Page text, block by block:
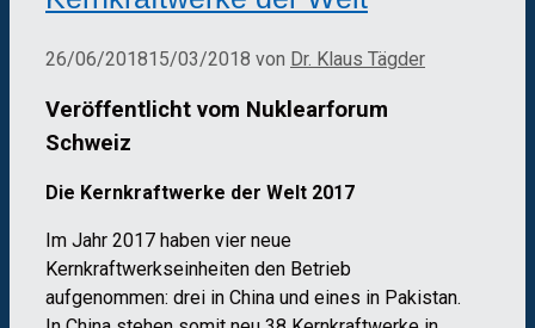
26/06/201815/03/2018 von Dr. Klaus Tägder
Veröffentlicht vom Nuklearforum
Schweiz
Die Kernkraftwerke der Welt 2017
Im Jahr 2017 haben vier neue
Kernkraftwerkseinheiten den Betrieb
aufgenommen: drei in China und eines in Pakistan.